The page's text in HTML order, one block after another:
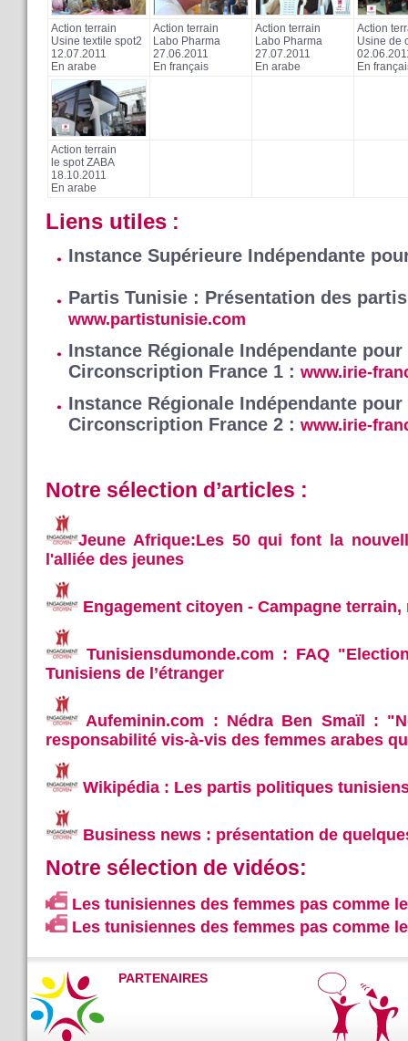
Action terrain
Usine textile spot2
12.07.2011
En arabe
Action terrain
Labo Pharma
27.06.2011
En français
Action terrain
Labo Pharma
27.07.2011
En arabe
Action
Usine de
En
Action terrain
le spot ZABA
18.10.2011
En arabe
Liens utiles :
Instance Supérieure Indépendante
Partis Tunisie : Présentation des
www.partistunisie.com
Instance Régionale Indépendante
Circonscription France 1 : www.irie-
Instance Régionale Indépendante
Circonscription France 2 : www.irie-
Notre sélection d’articles :
Jeune Afrique:Les 50 qui font la
l'alliée des jeunes
Engagement citoyen - Campagne
Tunisiensdumonde.com : FAQ
Tunisiens de l’étranger
Aufeminin.com : Nédra Ben Smaïl :
responsabilité vis-à-vis des femmes arabes
Wikipédia : Les partis politiques
Business news : présentation de
Notre sélection de vidéos:
Les tunisiennes des femmes pas comme
Les tunisiennes des femmes pas comme
PARTENAIRES